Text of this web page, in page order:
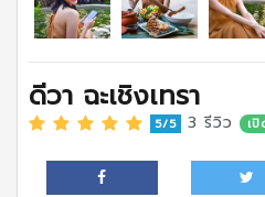
ดีวา ฉะเชิงเทรา
5/5 3 รีวิว เ